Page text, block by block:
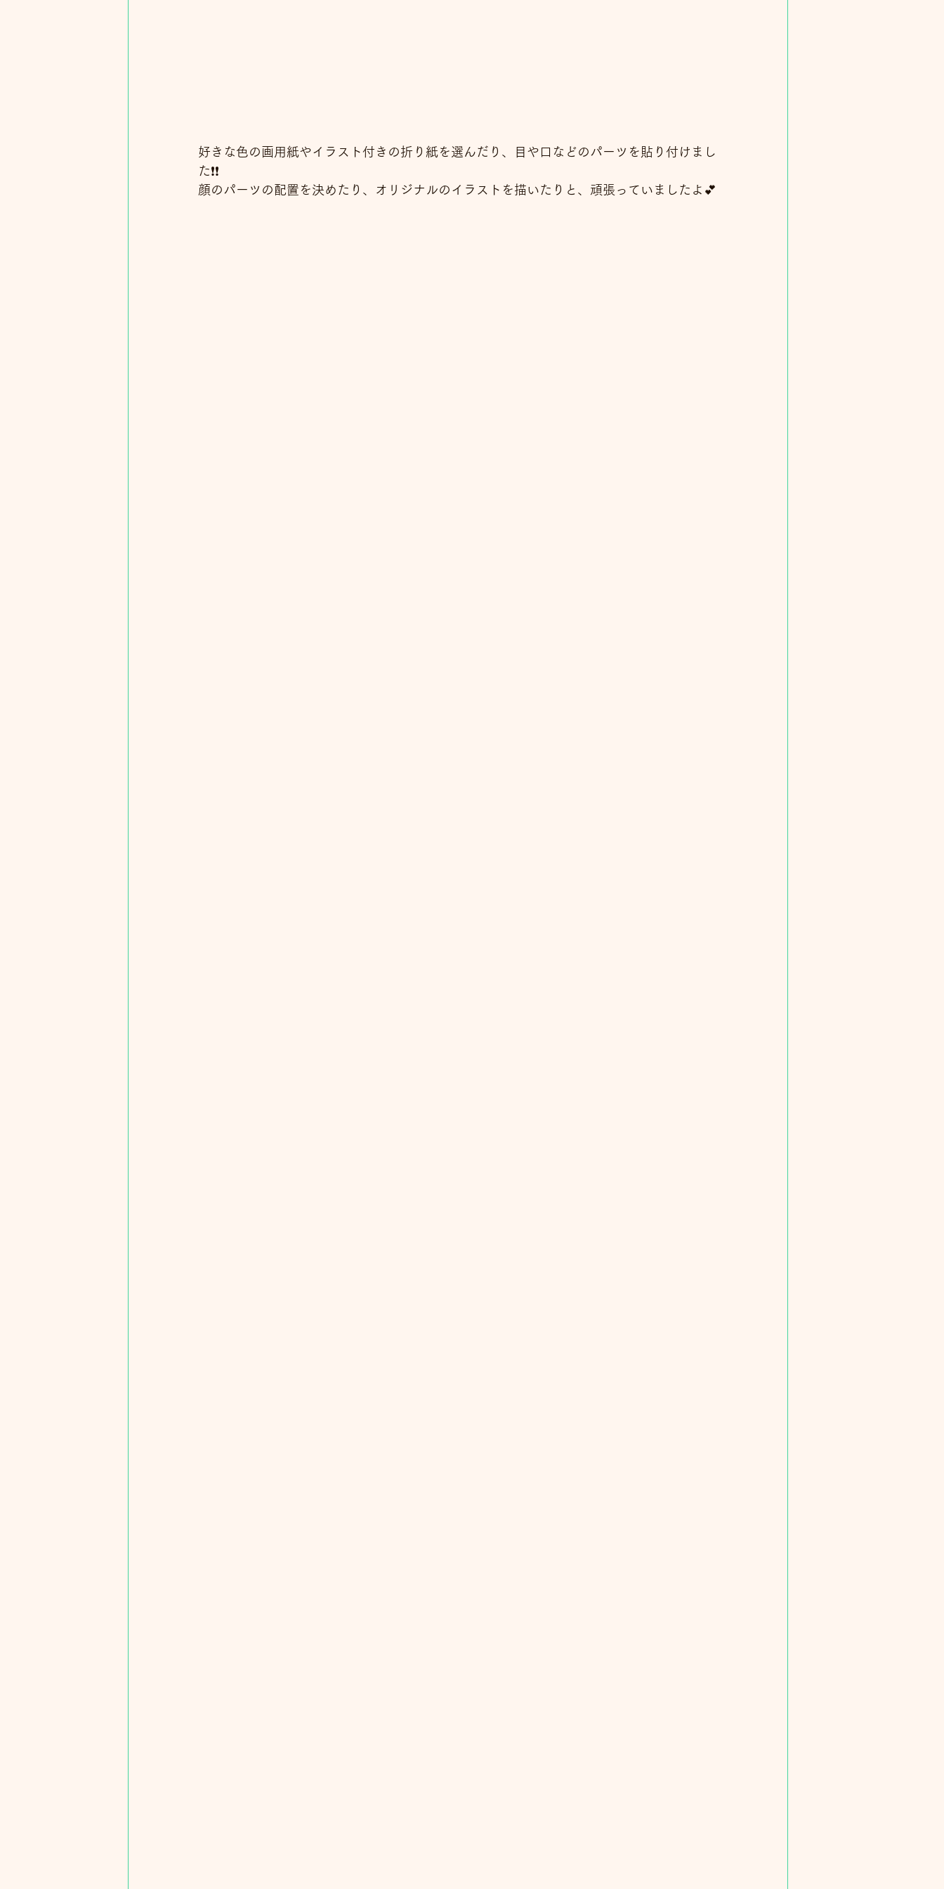
好きな色の画用紙やイラスト付きの折り紙を選んだり、目や口などのパーツを貼り付けまし
た❗❗
顔のパーツの配置を決めたり、オリジナルのイラストを描いたりと、頑張っていましたよ💕